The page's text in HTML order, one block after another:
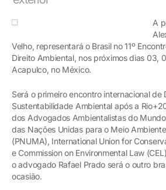
A
Velho, representará o Brasil no 11º
Direito Ambiental, nos próximos dias 03,
Acapulco, no México.
Será o primeiro encontro internacional de
Sustentabilidade Ambiental após a
dos Advogados Ambientalistas do
das Nações Unidas para o Meio Ambiente
(PNUMA), International Union for
e Commission on Environmental Law
o advogado Rafael Prado será o outro
ocasião.